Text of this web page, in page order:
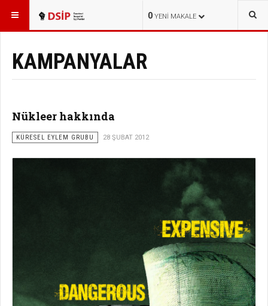
0 YENI MAKALE
BURADASINIZ:
KAMPANYALAR
Nükleer hakkında
KÜRESEL EYLEM GRUBU 28 ŞUBAT 2012